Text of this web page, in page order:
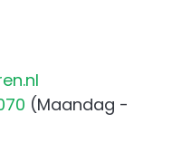
(Maandag -